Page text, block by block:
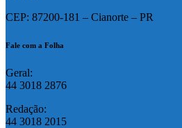
CEP: 87200-181 – Cianorte – PR
Fale com a Folha
Geral:
44 3018 2876
Redação:
44 3018 2015